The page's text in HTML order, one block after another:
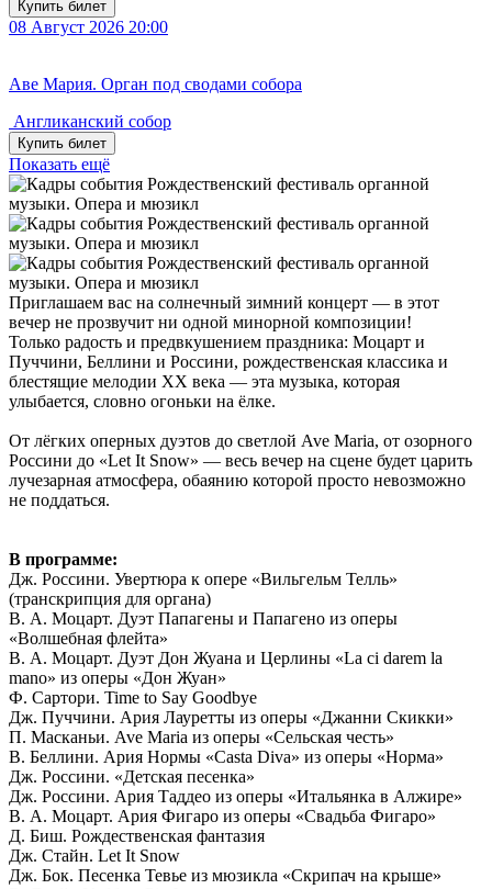
Купить билет
08 Август 2026 20:00
Аве Мария. Орган под сводами собора
Англиканский собор
Купить билет
Показать ещё
Приглашаем вас на солнечный зимний концерт — в этот
вечер не прозвучит ни одной минорной композиции!
Только радость и предвкушением праздника: Моцарт и
Пуччини, Беллини и Россини, рождественская классика и
блестящие мелодии XX века — эта музыка, которая
улыбается, словно огоньки на ёлке.
От лёгких оперных дуэтов до светлой Ave Maria, от озорного
Россини до «Let It Snow» — весь вечер на сцене будет царить
лучезарная атмосфера, обаянию которой просто невозможно
не поддаться.
В программе:
Дж. Россини. Увертюра к опере «Вильгельм Телль»
(транскрипция для органа)
В. А. Моцарт. Дуэт Папагены и Папагено из оперы
«Волшебная флейта»
В. А. Моцарт. Дуэт Дон Жуана и Церлины «La ci darem la
mano» из оперы «Дон Жуан»
Ф. Сартори. Time to Say Goodbye
Дж. Пуччини. Ария Лауретты из оперы «Джанни Скикки»
П. Масканьи. Ave Maria из оперы «Сельская честь»
В. Беллини. Ария Нормы «Casta Diva» из оперы «Норма»
Дж. Россини. «Детская песенка»
Дж. Россини. Ария Таддео из оперы «Итальянка в Алжире»
В. А. Моцарт. Ария Фигаро из оперы «Свадьба Фигаро»
Д. Биш. Рождественская фантазия
Дж. Стайн. Let It Snow
Дж. Бок. Песенка Тевье из мюзикла «Скрипач на крыше»